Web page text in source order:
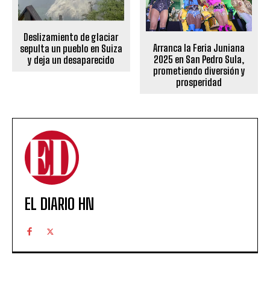
Deslizamiento de glaciar
sepulta un pueblo en Suiza
y deja un desaparecido
Arranca la Feria Juniana
2025 en San Pedro Sula,
prometiendo diversión y
prosperidad
EL DIARIO HN